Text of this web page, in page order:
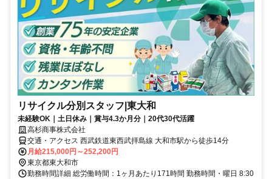
リサイクル分別スタッフ|東大和
未経験OK｜土日休み｜賞与4.3か月分｜20代30代活躍
高杉商事株式会社
交通・アクセス 西武鉄道東西武拝島線 大和市駅から徒歩14分
月給215,000円～252,200円
東京都東大和市
勤務時間詳細 総労働時間：1ヶ月あたり171時間 勤務時間・曜日 8:30